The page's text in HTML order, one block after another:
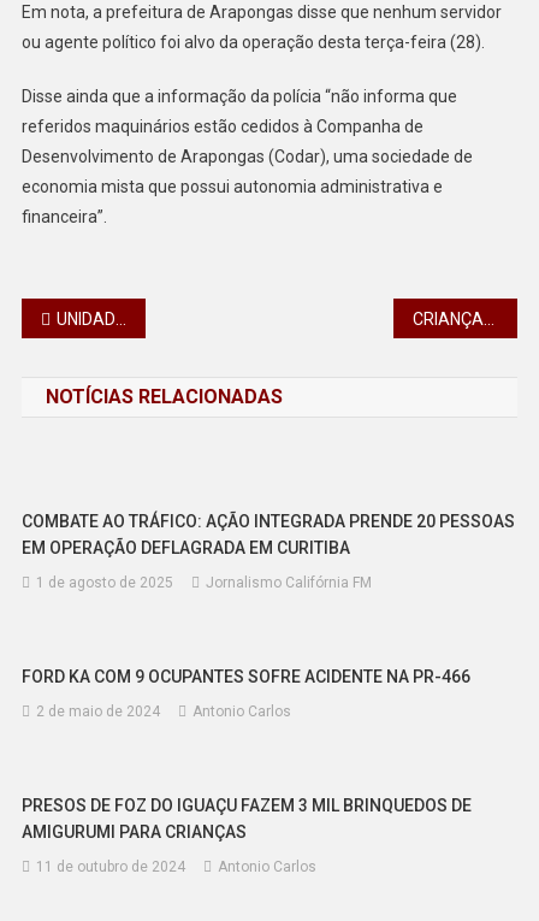
Em nota, a prefeitura de Arapongas disse que nenhum servidor
ou agente político foi alvo da operação desta terça-feira (28).
Disse ainda que a informação da polícia “não informa que
referidos maquinários estão cedidos à Companha de
Desenvolvimento de Arapongas (Codar), uma sociedade de
economia mista que possui autonomia administrativa e
financeira”.
Navegação
Post
UNIDADE PRISIONAL DE PITANGA DOA 590 KITS COM TOUCAS E CACHECÓIS PARA INSTITUIÇÕES SOCIAIS
NOTÍCIAS RELACIONADAS
COMBATE AO TRÁFICO: AÇÃO INTEGRADA PRENDE 20 PESSOAS
EM OPERAÇÃO DEFLAGRADA EM CURITIBA
1 de agosto de 2025 Jornalismo Califórnia FM
FORD KA COM 9 OCUPANTES SOFRE ACIDENTE NA PR-466
2 de maio de 2024 Antonio Carlos
PRESOS DE FOZ DO IGUAÇU FAZEM 3 MIL BRINQUEDOS DE
AMIGURUMI PARA CRIANÇAS
11 de outubro de 2024 Antonio Carlos